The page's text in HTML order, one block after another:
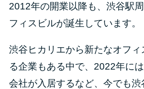
2012年の開業以降も、渋谷駅
フィスビルが誕生しています。
渋谷ヒカリエから新たなオフィ
る企業もある中で、2022年に
会社が入居するなど、今でも